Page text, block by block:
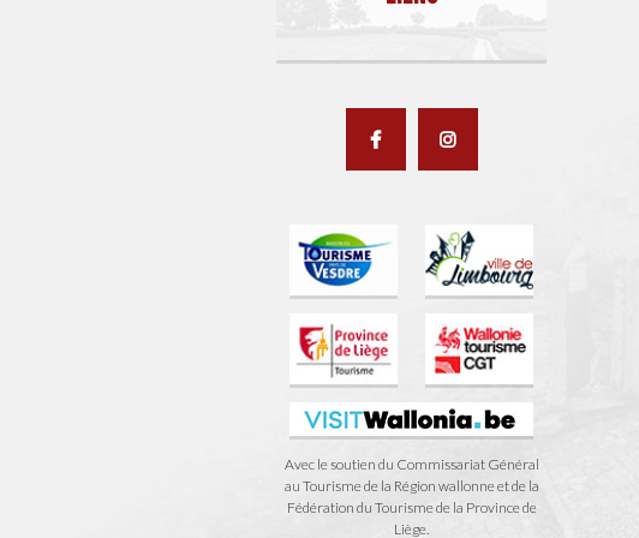
Avec le soutien du Commissariat Général
au Tourisme de la Région wallonne et de la
Fédération du Tourisme de la Province de
Liège.